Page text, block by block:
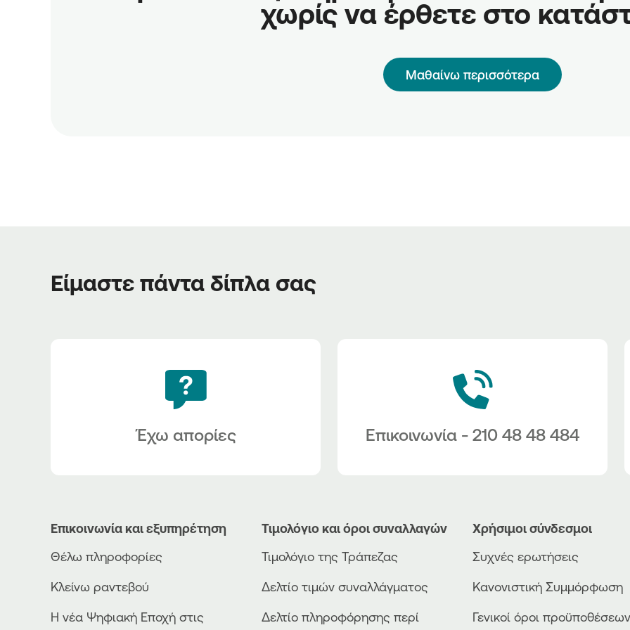
χωρίς να έρθετε στο
Μαθαίνω περισσότερα
Είμαστε πάντα δίπλα σας
Έχω απορίες Επικοινωνία - 210 48 48 484
Επικοινωνία και εξυπηρέτηση
Θέλω πληροφορίες
Κλείνω ραντεβού
Η νέα Ψηφιακή Εποχή στις
Τιμολόγιο και όροι συναλλαγών
Τιμολόγιο της Τράπεζας
Δελτίο τιμών συναλλάγματος
Δελτίο πληροφόρησης περί
Χρήσιμοι σύνδεσμοι
Συχνές ερωτήσεις
Κανονιστική Συμμόρφωση
Γενικοί όροι προϋποθέσεων